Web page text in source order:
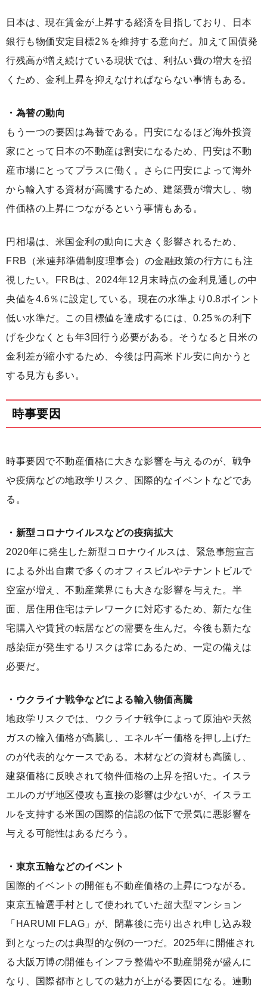
日本は、現在賃金が上昇する経済を目指しており、日本
銀行も物価安定目標2％を維持する意向だ。加えて国債発
行残高が増え続けている現状では、利払い費の増大を招
くため、金利上昇を抑えなければならない事情もある。
・為替の動向
もう一つの要因は為替である。円安になるほど海外投資
家にとって日本の不動産は割安になるため、円安は不動
産市場にとってプラスに働く。さらに円安によって海外
から輸入する資材が高騰するため、建築費が増大し、物
件価格の上昇につながるという事情もある。
円相場は、米国金利の動向に大きく影響されるため、
FRB（米連邦準備制度理事会）の金融政策の行方にも注
視したい。FRBは、2024年12月末時点の金利見通しの中
央値を4.6％に設定している。現在の水準より0.8ポイント
低い水準だ。この目標値を達成するには、0.25％の利下
げを少なくとも年3回行う必要がある。そうなると日米の
金利差が縮小するため、今後は円高米ドル安に向かうと
する見方も多い。
時事要因
時事要因で不動産価格に大きな影響を与えるのが、戦争
や疫病などの地政学リスク、国際的なイベントなどであ
る。
・新型コロナウイルスなどの疫病拡大
2020年に発生した新型コロナウイルスは、緊急事態宣言
による外出自粛で多くのオフィスビルやテナントビルで
空室が増え、不動産業界にも大きな影響を与えた。半
面、居住用住宅はテレワークに対応するため、新たな住
宅購入や賃貸の転居などの需要を生んだ。今後も新たな
感染症が発生するリスクは常にあるため、一定の備えは
必要だ。
・ウクライナ戦争などによる輸入物価高騰
地政学リスクでは、ウクライナ戦争によって原油や天然
ガスの輸入価格が高騰し、エネルギー価格を押し上げた
のが代表的なケースである。木材などの資材も高騰し、
建築価格に反映されて物件価格の上昇を招いた。イスラ
エルのガザ地区侵攻も直接の影響は少ないが、イスラエ
ルを支持する米国の国際的信認の低下で景気に悪影響を
与える可能性はあるだろう。
・東京五輪などのイベント
国際的イベントの開催も不動産価格の上昇につながる。
東京五輪選手村として使われていた超大型マンション
「HARUMI FLAG」が、閉幕後に売り出され申し込み殺
到となったのは典型的な例の一つだ。2025年に開催され
る大阪万博の開催もインフラ整備や不動産開発が盛んに
なり、国際都市としての魅力が上がる要因になる。連動